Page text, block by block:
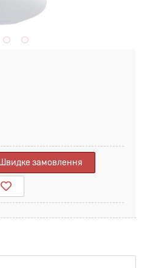
Швидке замовлення